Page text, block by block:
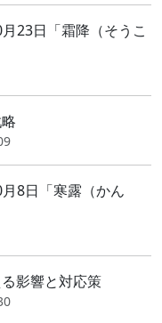
23日「霜降（そうこ
8日「寒露（かん
影響と対応策